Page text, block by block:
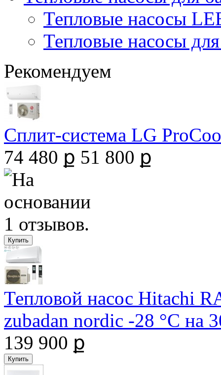
Тепловые насосы
Тепловые насосы
Рекомендуем
Сплит-система LG
74 480 ք 51 800 ք
Тепловой насос Hitachi
zubadan nordic -28 °С на
139 900 ք